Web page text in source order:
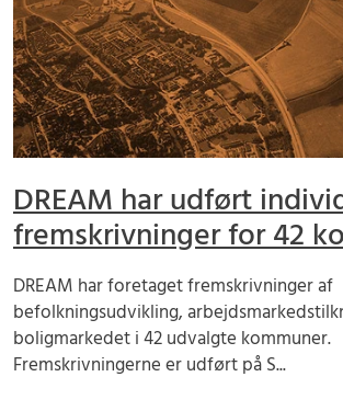
DREAM har udført
fremskrivninger for 42
DREAM har foretaget fremskrivninger af
befolkningsudvikling,
boligmarkedet i 42 udvalgte kommuner.
Fremskrivningerne er udført på S...